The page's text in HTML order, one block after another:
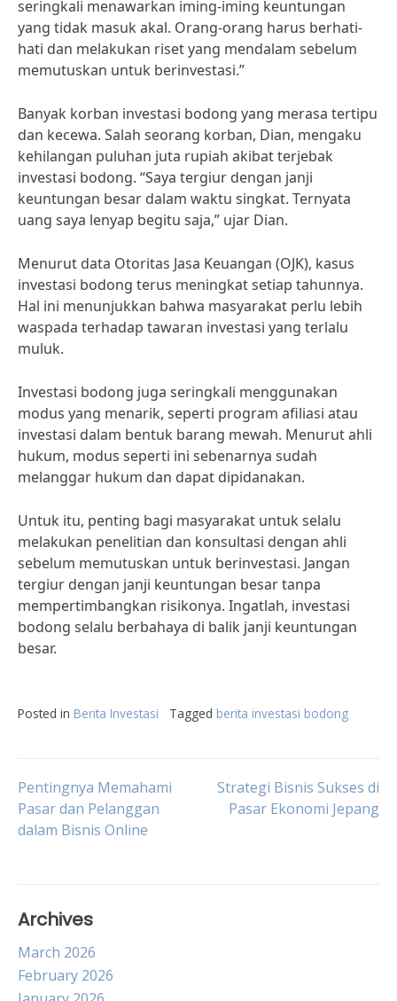
seringkali menawarkan iming-iming keuntungan
yang tidak masuk akal. Orang-orang harus berhati-
hati dan melakukan riset yang mendalam sebelum
memutuskan untuk berinvestasi.”
Banyak korban investasi bodong yang merasa tertipu
dan kecewa. Salah seorang korban, Dian, mengaku
kehilangan puluhan juta rupiah akibat terjebak
investasi bodong. “Saya tergiur dengan janji
keuntungan besar dalam waktu singkat. Ternyata
uang saya lenyap begitu saja,” ujar Dian.
Menurut data Otoritas Jasa Keuangan (OJK), kasus
investasi bodong terus meningkat setiap tahunnya.
Hal ini menunjukkan bahwa masyarakat perlu lebih
waspada terhadap tawaran investasi yang terlalu
muluk.
Investasi bodong juga seringkali menggunakan
modus yang menarik, seperti program afiliasi atau
investasi dalam bentuk barang mewah. Menurut ahli
hukum, modus seperti ini sebenarnya sudah
melanggar hukum dan dapat dipidanakan.
Untuk itu, penting bagi masyarakat untuk selalu
melakukan penelitian dan konsultasi dengan ahli
sebelum memutuskan untuk berinvestasi. Jangan
tergiur dengan janji keuntungan besar tanpa
mempertimbangkan risikonya. Ingatlah, investasi
bodong selalu berbahaya di balik janji keuntungan
besar.
Posted in Berita Investasi Tagged berita investasi bodong
Post
navigation
Pentingnya Memahami
Pasar dan Pelanggan
dalam Bisnis Online
Strategi Bisnis Sukses di
Pasar Ekonomi Jepang
Archives
March 2026
February 2026